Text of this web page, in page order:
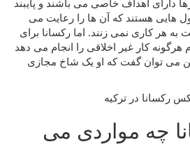
دارای اهداف خاصی می باشند و پایبند
هایی هستند که آن ها را رعایت می‌
هر کاری نمی زنند. اما رکسانا برای
کار غیر اخلاقی را انجام می‌ دهد
می توان گفت که او یک شاخ مجازی
چه مواردی می